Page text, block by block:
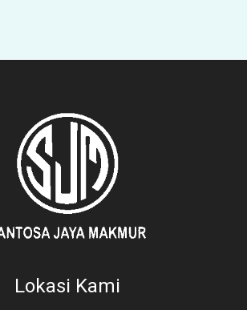
Lokasi Kami